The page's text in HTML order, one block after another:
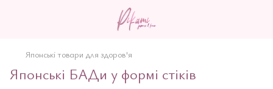
Японські товари для здоров'я
Японські БАДи у формі стіків